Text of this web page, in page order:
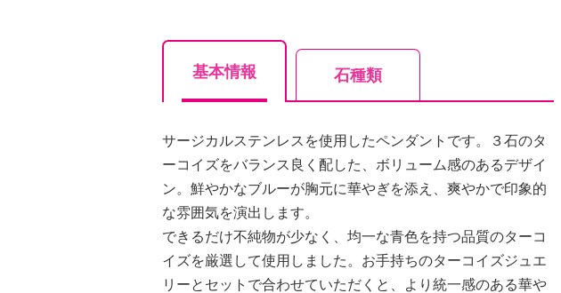
基本情報 石種類
サージカルステンレスを使用したペンダントです。３石のタ
ーコイズをバランス良く配した、ボリューム感のあるデザイ
ン。鮮やかなブルーが胸元に華やぎを添え、爽やかで印象的
な雰囲気を演出します。
できるだけ不純物が少なく、均一な青色を持つ品質のターコ
イズを厳選して使用しました。お手持ちのターコイズジュエ
リーとセットで合わせていただくと、より統一感のある華や